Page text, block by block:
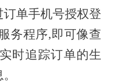
单手机号授权登
务程序,即可像查
时追踪订单的生